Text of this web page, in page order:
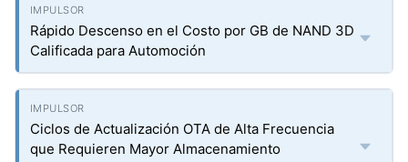
Rápido Descenso en el Costo por GB de NAND 3D
Calificada para Automoción
Ciclos de Actualización OTA de Alta Frecuencia
que Requieren Mayor Almacenamiento